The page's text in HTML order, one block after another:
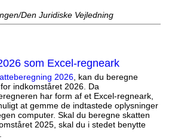
Den Juridiske Vejledning
som Excel-regneark
2026, kan du beregne
indkomståret 2026. Da
har form af et Excel-regneark,
at gemme de indtastede oplysninger
computer. Skal du beregne skatten
2025, skal du i stedet benytte